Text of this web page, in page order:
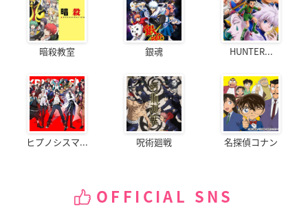
暗殺教室 銀魂 HUNTER...
ヒプノシスマ... 呪術廻戦 名探偵コナン
OFFICIAL SNS